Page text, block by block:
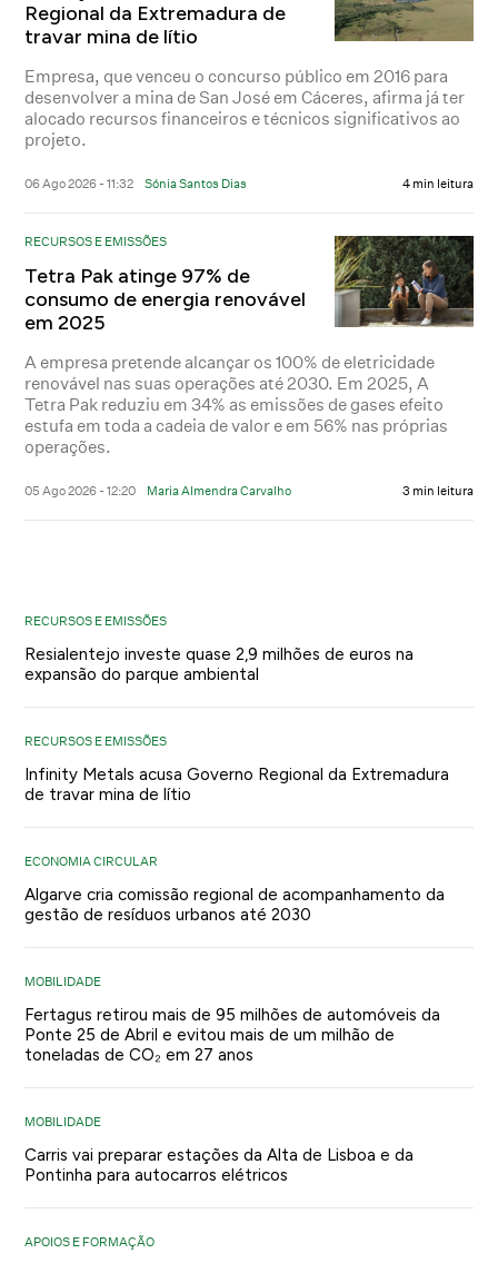
Regional da Extremadura de
travar mina de lítio
Empresa, que venceu o concurso público em 2016 para
desenvolver a mina de San José em Cáceres, afirma já ter
alocado recursos financeiros e técnicos significativos ao
projeto.
06 Ago 2026 - 11:32 Sónia Santos Dias 4 min leitura
RECURSOS E EMISSÕES
Tetra Pak atinge 97% de
consumo de energia renovável
em 2025
A empresa pretende alcançar os 100% de eletricidade
renovável nas suas operações até 2030. Em 2025, A
Tetra Pak reduziu em 34% as emissões de gases efeito
estufa em toda a cadeia de valor e em 56% nas próprias
operações.
05 Ago 2026 - 12:20 Maria Almendra Carvalho 3 min leitura
RECURSOS E EMISSÕES
Resialentejo investe quase 2,9 milhões de euros na
expansão do parque ambiental
RECURSOS E EMISSÕES
Infinity Metals acusa Governo Regional da Extremadura
de travar mina de lítio
ECONOMIA CIRCULAR
Algarve cria comissão regional de acompanhamento da
gestão de resíduos urbanos até 2030
MOBILIDADE
Fertagus retirou mais de 95 milhões de automóveis da
Ponte 25 de Abril e evitou mais de um milhão de
toneladas de CO₂ em 27 anos
MOBILIDADE
Carris vai preparar estações da Alta de Lisboa e da
Pontinha para autocarros elétricos
APOIOS E FORMAÇÃO